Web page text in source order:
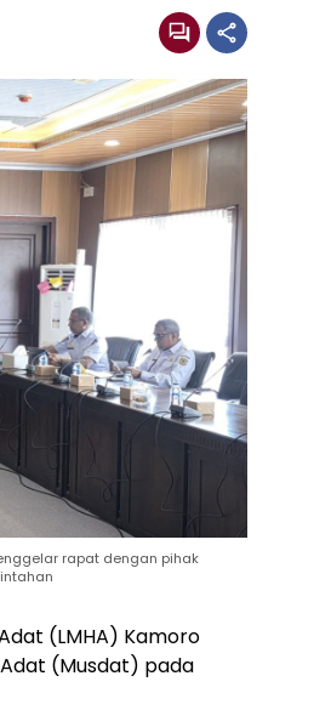
rapat dengan pihak
(LMHA) Kamoro
(Musdat) pada